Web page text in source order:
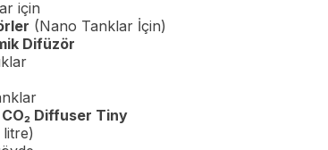
için
(Nano Tanklar İçin)
Difüzör
Diffuser Tiny